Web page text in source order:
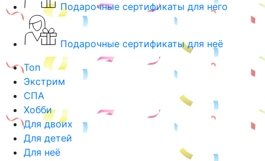
Подарочные сертификаты для него
Подарочные сертификаты для неё
Топ
Экстрим
СПА
Хобби
Для двоих
Для детей
Для неё